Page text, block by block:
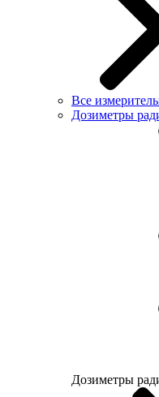
Все
Дозиметры
Дозиметры